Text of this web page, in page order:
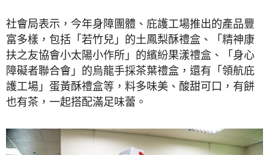
社會局表示，今年身障團體、庇護工場推出的產品豐
富多樣，包括「若竹兒」的土鳳梨酥禮盒、「精神康
扶之友協會小太陽小作所」的繽紛果漾禮盒、「身心
障礙者聯合會」的烏龍手採茶葉禮盒，還有「領航庇
護工場」蛋黃酥禮盒等，料多味美、酸甜可口，有餅
也有茶，一起搭配滿足味蕾。